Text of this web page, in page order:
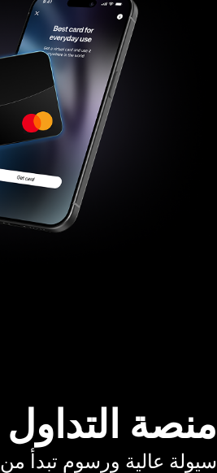
منصة التداول
سيولة عالية ورسوم تبدأ من 0.04% فقط